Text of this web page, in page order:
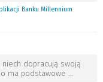
Banku Millennium
dopracują swoją
ma podstawowe …